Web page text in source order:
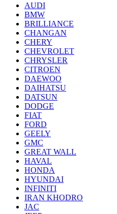
AUDI
BMW
BRILLIANCE
CHANGAN
CHERY
CHEVROLET
CHRYSLER
CITROEN
DAEWOO
DAIHATSU
DATSUN
DODGE
FIAT
FORD
GEELY
GMC
GREAT WALL
HAVAL
HONDA
HYUNDAI
INFINITI
IRAN KHODRO
JAC